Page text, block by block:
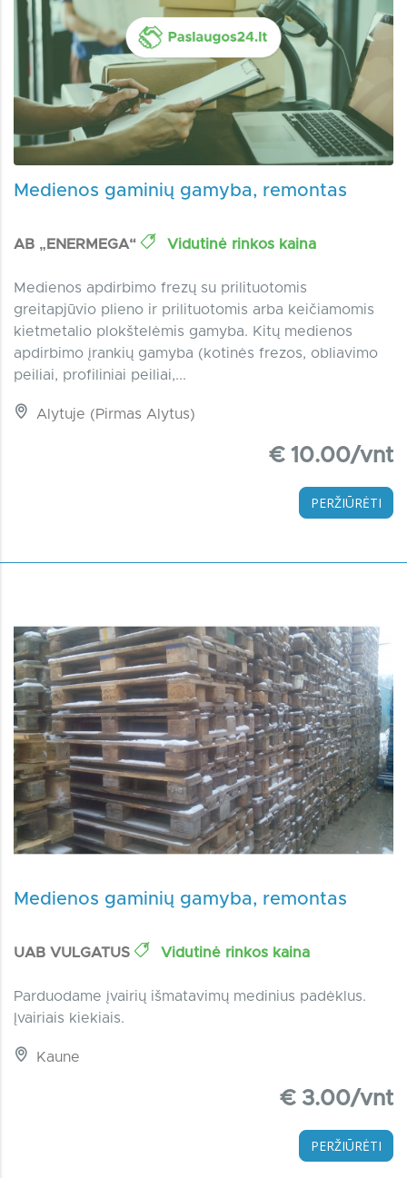
Medienos gaminių gamyba, remontas
AB „ENERMEGA“ Vidutinė rinkos kaina
Medienos apdirbimo frezų su prilituotomis
greitapjūvio plieno ir prilituotomis arba keičiamomis
kietmetalio plokštelėmis gamyba. Kitų medienos
apdirbimo įrankių gamyba (kotinės frezos, obliavimo
peiliai, profiliniai peiliai,...
Alytuje (Pirmas Alytus)
€ 10.00/vnt
PERŽIŪRĖTI
Medienos gaminių gamyba, remontas
UAB VULGATUS Vidutinė rinkos kaina
Parduodame įvairių išmatavimų medinius padėklus.
Įvairiais kiekiais.
Kaune
€ 3.00/vnt
PERŽIŪRĖTI